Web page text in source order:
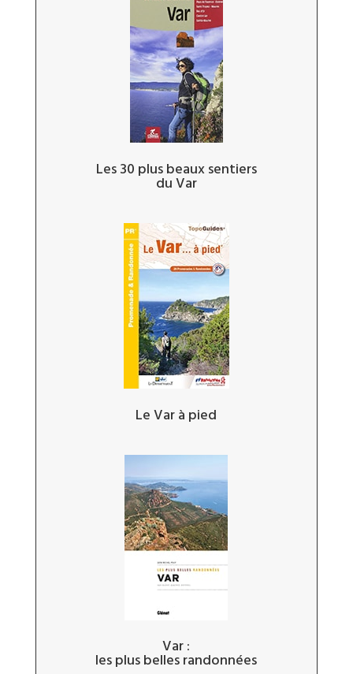
Les 30 plus beaux sentiers
du Var
Le Var à pied
Var :
les plus belles randonnées